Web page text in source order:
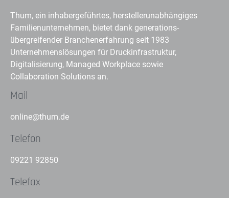
Thum, ein inhabergeführtes, herstellerunabhängiges
Familienunternehmen, bietet dank generations-
übergreifender Branchenerfahrung seit 1983
Unternehmenslösungen für Druckinfrastruktur,
Digitalisierung, Managed Workplace sowie
Collaboration Solutions an.
Mail
online@thum.de
Telefon
09221 92850
Telefax